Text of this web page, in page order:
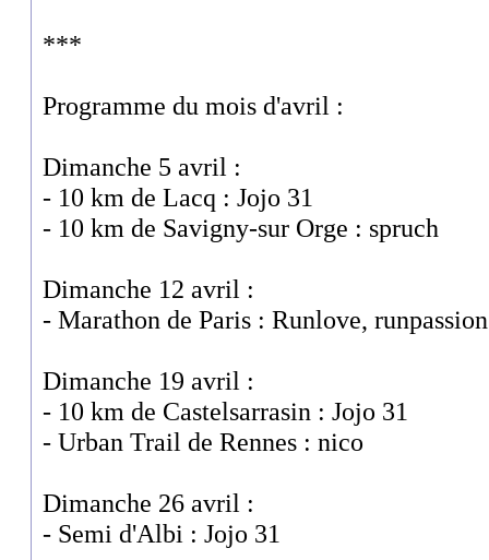
***
Programme du mois d'avril :
Dimanche 5 avril :
- 10 km de Lacq : Jojo 31
- 10 km de Savigny-sur Orge : spruch
Dimanche 12 avril :
- Marathon de Paris : Runlove, runpassion
Dimanche 19 avril :
- 10 km de Castelsarrasin : Jojo 31
- Urban Trail de Rennes : nico
Dimanche 26 avril :
- Semi d'Albi : Jojo 31